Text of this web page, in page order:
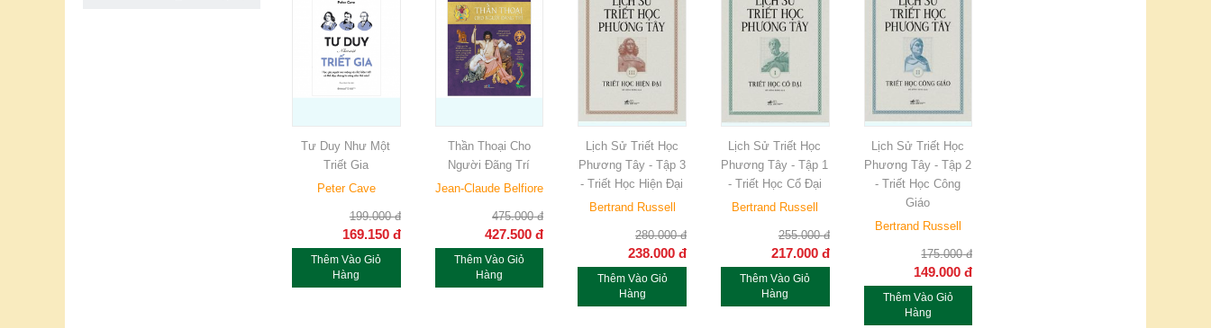
Tư Duy Như Một
Triết Gia
Peter Cave
199.000 đ
169.150 đ
Thêm Vào Giỏ
Hàng
Thần Thoại Cho
Người Đãng Trí
Jean-Claude Belfiore
475.000 đ
427.500 đ
Thêm Vào Giỏ
Hàng
Lịch Sử Triết Học
Phương Tây - Tập 3
- Triết Học Hiện Đại
Bertrand Russell
280.000 đ
238.000 đ
Thêm Vào Giỏ
Hàng
Lịch Sử Triết Học
Phương Tây - Tập 1
- Triết Học Cổ Đại
Bertrand Russell
255.000 đ
217.000 đ
Thêm Vào Giỏ
Hàng
Lịch Sử Triết Học
Phương Tây - Tập 2
- Triết Học Công
Giáo
Bertrand Russell
175.000 đ
149.000 đ
Thêm Vào Giỏ
Hàng